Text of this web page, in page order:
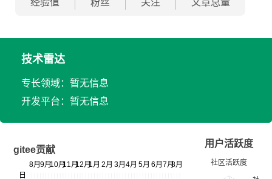
技术雷达
专长领域：暂无信息
开发平台：暂无信息
gitee贡献
用户活跃度